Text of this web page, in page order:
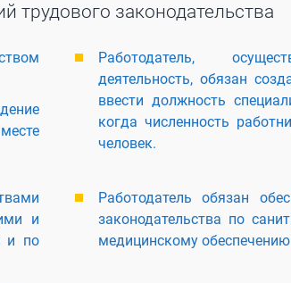
трудового законодательства
Работодатель,
деятельность, обязан
ввести должность
когда численность
человек.
и
и по
Работодатель обязан
законодательства по
медицинскому